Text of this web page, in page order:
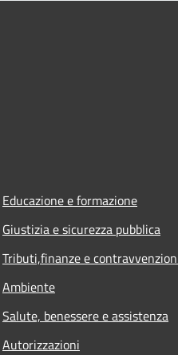
Educazione e formazione
Giustizia e sicurezza pubblica
Tributi,finanze e
Ambiente
Salute, benessere e assistenza
Autorizzazioni